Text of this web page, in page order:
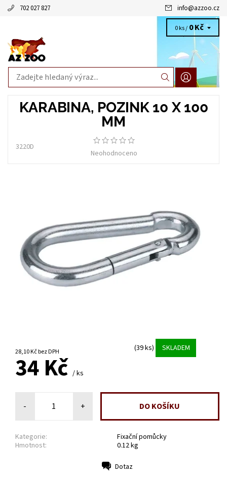
702 027 827 info@azzoo.cz
0 ks / 0 Kč
KARABINA, POZINK 10 X 100
MM
3220D
Neohodnoceno
28,10 Kč bez DPH (39 ks) SKLADEM
34 Kč / ks
- +
Kategorie:
Fixační pomůcky
Hmotnost:
0.12 kg
Dotaz